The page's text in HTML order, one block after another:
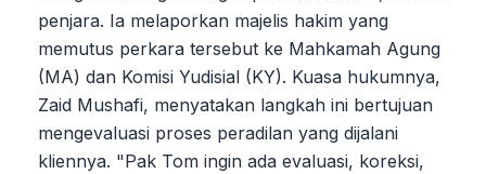
penjara. Ia melaporkan majelis hakim yang
memutus perkara tersebut ke Mahkamah Agung
(MA) dan Komisi Yudisial (KY). Kuasa hukumnya,
Zaid Mushafi, menyatakan langkah ini bertujuan
mengevaluasi proses peradilan yang dijalani
kliennya. "Pak Tom ingin ada evaluasi, koreksi,